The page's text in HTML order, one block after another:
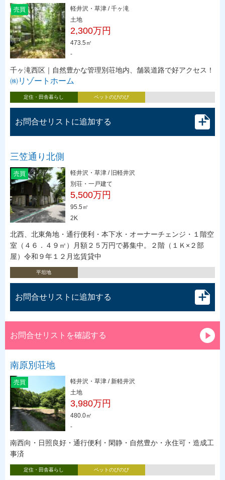
売買
軽井沢・草津 / 千ヶ滝
土地
2,300万円
473.5㎡
-
千ヶ滝西区｜自然豊かな管理別荘地内、舗装道路で好アクセス！
㈱リゾートホーム
定住・田舎暮らし ペットのびのび
お問合せリストに追加する
三笠通り北側
売買
軽井沢・草津 / 旧軽井沢
別荘・一戸建て
5,500万円
95.5㎡
2K
北西、北東角地・通行便利・本下水・オーナーチェンジ・１階空
室（４６．４９㎡）月額２５万円で募集中。２階（１Ｋ×２部
屋）令和９年１２月迄賃貸中
平坦地
お問合せリストに追加する
お問合せリストを確認する
南原別荘地
売買
軽井沢・草津 / 新軽井沢
土地
3,980万円
480.0㎡
-
南西向・日照良好・通行便利・閑静・自然豊か・永住可・造成工
事済
定住・田舎暮らし ペットのびのび